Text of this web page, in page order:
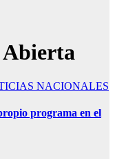
Abierta
NACIONALES
programa en el